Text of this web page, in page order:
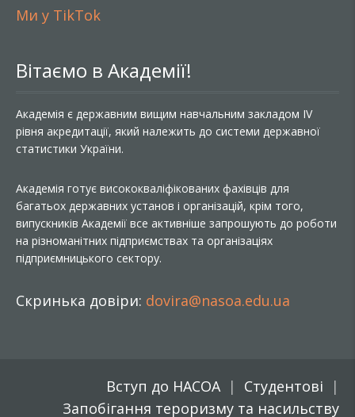
Ми у TikTok
Вітаємо в Академії!
Академія є державним вищим навчальним закладом IV
рівня акредитації, який належить до системи державної
статистики України.
Академія готує висококваліфікованих фахівців для
багатьох державних установ і організацій, крім того,
випускників Академії все активніше запрошують до роботи
на різноманітних підприємствах та організаціях
підприємницького сектору.
Скринька довіри: dovira@nasoa.edu.ua
Вступ до НАСОА
Студентові
Запобігання тероризму та насильству